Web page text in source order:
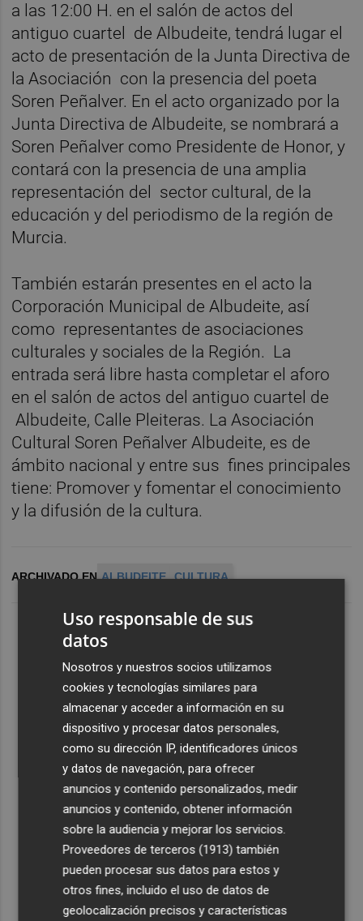
a las 12:00 H. en el salón de actos del
antiguo cuartel de Albudeite, tendrá lugar el
acto de presentación de la Junta Directiva de
la Asociación con la presencia del poeta
Soren Peñalver. En el acto organizado por la
Junta Directiva de Albudeite, se nombrará a
Soren Peñalver como Presidente de Honor, y
contará con la presencia de una amplia
representación del sector cultural, de la
educación y del periodismo de la región de
Murcia.
También estarán presentes en el acto la
Corporación Municipal de Albudeite, así
como representantes de asociaciones
culturales y sociales de la Región. La
entrada será libre hasta completar el aforo
en el salón de actos del antiguo cuartel de
Albudeite, Calle Pleiteras. La Asociación
Cultural Soren Peñalver Albudeite, es de
ámbito nacional y entre sus fines principales
tiene: Promover y fomentar el conocimiento
y la difusión de la cultura.
ARCHIVADO EN ALBUDEITE CULTURA
Uso responsable de sus
datos
Nosotros y nuestros socios utilizamos
cookies y tecnologías similares para
almacenar y acceder a información en su
dispositivo y procesar datos personales,
como su dirección IP, identificadores únicos
y datos de navegación, para ofrecer
anuncios y contenido personalizados, medir
anuncios y contenido, obtener información
sobre la audiencia y mejorar los servicios.
Proveedores de terceros (1913) también
pueden procesar sus datos para estos y
otros fines, incluido el uso de datos de
geolocalización precisos y características